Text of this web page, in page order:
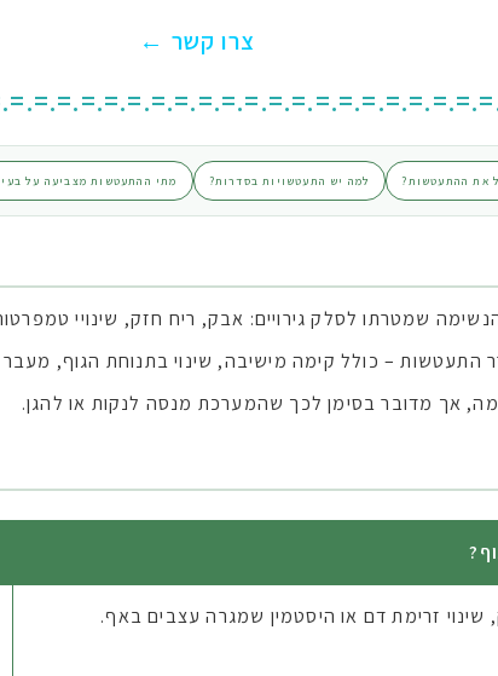
צרו קשר ←
את ההתעטשות? למה יש התעטשויות בסדרות? מתי ההתעטשות מצביעה על
שמטרתו לסלק גירויים: אבק, ריח חזק, שינויי
התעטשות – כולל קימה מישיבה, שינוי בתנוחת הגוף, מעבר
אך מדובר בסימן לכך שהמערכת מנסה לנקות או להגן.
זרימת דם או היסטמין שמגרה עצבים באף.